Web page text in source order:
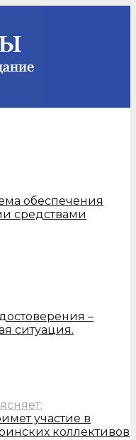
обеспечения
средствами
–
ситуация.
участие в
коллективов